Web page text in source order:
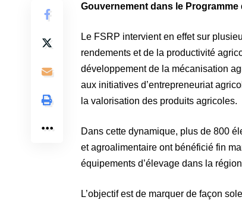
Gouvernement dans le Programme
Le FSRP intervient en effet sur
rendements et de la productivité
développement de la mécanisation
aux initiatives d’entrepreneuriat
la valorisation des produits agricoles.
Dans cette dynamique, plus de 800
et agroalimentaire ont bénéficié fin
équipements d’élevage dans la
L’objectif est de marquer de façon